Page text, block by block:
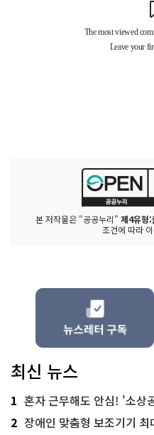
본 저작물은 "공공누리" 제4유형:
조건에 따라
최신 뉴스
1 혼자 근무해도 안심! '소상
2 장애인 맞춤형 보조기기 최대